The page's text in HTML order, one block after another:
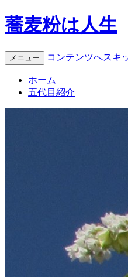
蕎麦粉は人生
メニュー コンテンツへスキ
ホーム
五代目紹介